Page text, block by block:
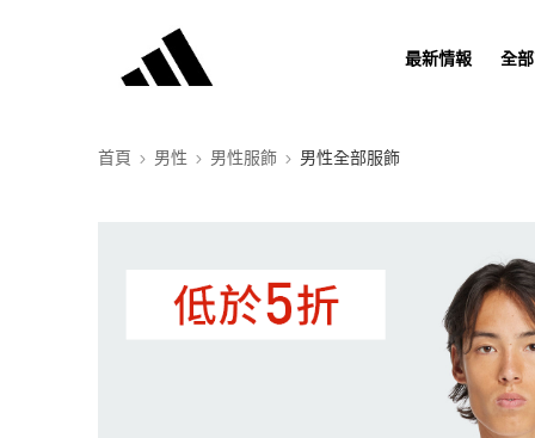
最新情報 全
首頁 男性 男性服飾 男性全部服飾